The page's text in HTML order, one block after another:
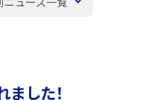
した！